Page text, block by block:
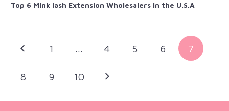
Top 6 Mink lash Extension Wholesalers in the U.S.A
1 ... 4 5 6 7
8 9 10